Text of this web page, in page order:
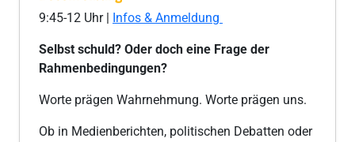
9:45-12 Uhr | Infos & Anmeldung
Selbst schuld? Oder doch eine Frage der
Rahmenbedingungen?
Worte prägen Wahrnehmung. Worte prägen uns.
Ob in Medienberichten, politischen Debatten oder